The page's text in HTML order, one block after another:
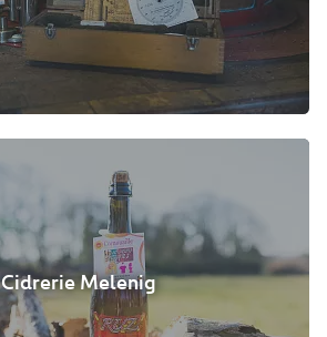
Cidrerie Melenig